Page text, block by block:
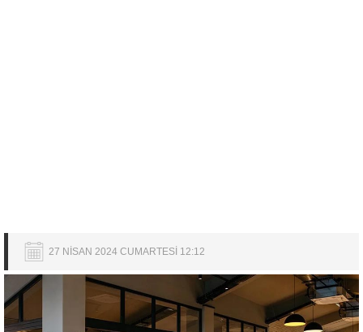
27 NİSAN 2024 CUMARTESİ 12:12